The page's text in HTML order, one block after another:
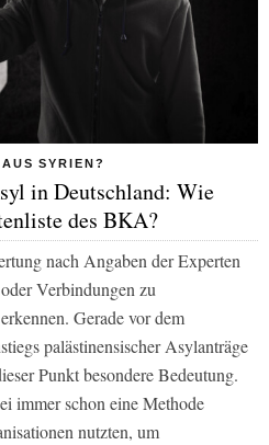
SYRIEN?
in Deutschland: Wie
des BKA?
nach Angaben der Experten
Verbindungen zu
Gerade vor dem
palästinensischer Asylanträge
Punkt besondere Bedeutung.
immer schon eine Methode
nutzten, um